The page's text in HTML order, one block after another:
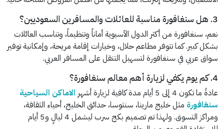
3. هل سنغافورة مناسبة للعائلات والمسافرين السعوديين؟
نعم، سنغافورة من أكثر الدول الآسيوية أماناً وتنظيماً، وتناسب العائلات
بشكل كبير. كما تتوفر مطاعم حلال، وخيارات إقامة مريحة، وإمكانية توفير
سواق عربي في سنغافورة لتسهيل التنقل على المسافر العربي.
4. كم يوم يكفي لزيارة أهم معالم سنغافورة؟
عادةً ما تكون 4 إلى 5 أيام مدة كافية لزيارة أشهر
الاماكن السياحية
سنغافورة مثل خليج مارينا، سنتوسا، حدائق الخليج، أحياء الثقافة،
ومراكز التسوق. ولهذا تم تصميم بكج سرب ليشمل 4 ليالٍ و5 أيام